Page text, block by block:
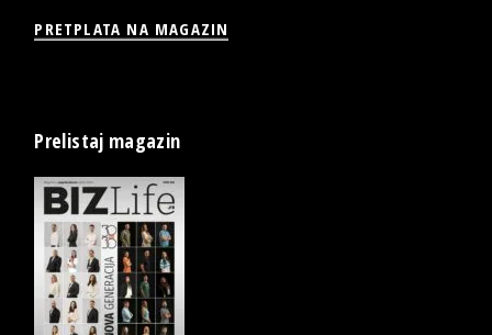
PRETPLATA NA MAGAZIN
Prelistaj magazin